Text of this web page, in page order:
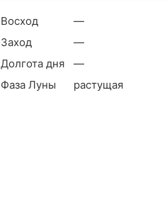
Восход
—
Заход
—
Долгота дня
—
Фаза Луны
растущая